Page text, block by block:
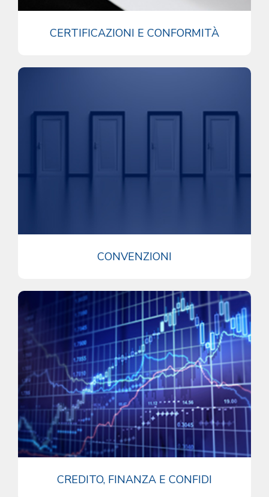
CERTIFICAZIONI E CONFORMITÀ
CONVENZIONI
CREDITO, FINANZA E CONFIDI